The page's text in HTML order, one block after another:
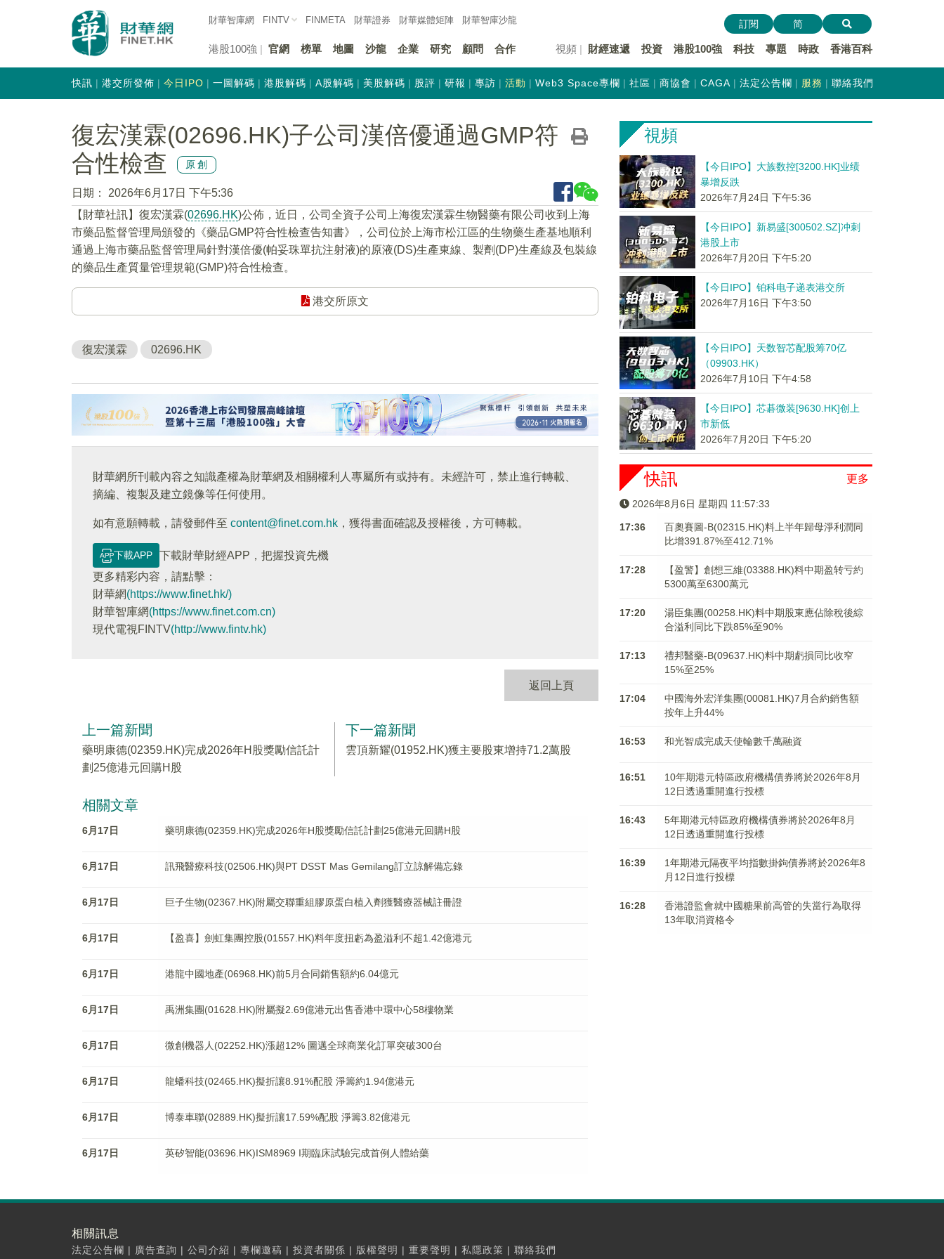
財華智庫網 FINTV FINMETA 財華證券 財華媒體矩陣 財華智庫沙龍
港股100強 官網 榜單 地圖 沙龍 企業 研究 顧問 合作 視頻 財經速遞 投資 港股100強 科技 專題 時政 香港百科
訂閱 简
快訊 港交所發佈 今日IPO 一圖解碼 港股解碼 A股解碼 美股解碼 股評 研報 專訪 活動 Web3 Space專欄 社區 商協會 CAGA 法定公告欄 服務 聯絡我們
復宏漢霖(02696.HK)子公司漢倍優通過GMP符
合性檢查
原創
日期：
2026年6月17日 下午5:36
​【財華社訊】復宏漢霖(02696.HK)公佈，近日，公司全資子公司上海復宏漢霖生物醫藥有限公司收到上海
市藥品監督管理局頒發的《藥品GMP符合性檢查告知書》，公司位於上海市松江區的生物藥生產基地順利
通過上海市藥品監督管理局針對漢倍優(帕妥珠單抗注射液)的原液(DS)生產東線、製劑(DP)生產線及包裝線
的藥品生產質量管理規範(GMP)符合性檢查。
港交所原文
復宏漢霖 02696.HK
財華網所刊載內容之知識產權為財華網及相關權利人專屬所有或持有。未經許可，禁止進行轉載、
摘編、複製及建立鏡像等任何使用。
如有意願轉載，請發郵件至 content@finet.com.hk ，獲得書面確認及授權後，方可轉載。
下載APP
下載財華財經APP，把握投資先機
更多精彩内容，請點擊：
財華網(https://www.finet.hk/)
財華智庫網(https://www.finet.com.cn)
現代電視FINTV(http://www.fintv.hk)
返回上頁
上一篇新聞
藥明康德(02359.HK)完成2026年H股獎勵信託計
劃25億港元回購H股
下一篇新聞
雲頂新耀(01952.HK)獲主要股東增持71.2萬股
相關文章
6月17日 藥明康德(02359.HK)完成2026年H股獎勵信託計劃25億港元回購H股
6月17日 訊飛醫療科技(02506.HK)與PT DSST Mas Gemilang訂立諒解備忘錄
6月17日 巨子生物(02367.HK)附屬交聯重組膠原蛋白植入劑獲醫療器械註冊證
6月17日 【盈喜】劍虹集團控股(01557.HK)料年度扭虧為盈溢利不超1.42億港元
6月17日 港龍中國地產(06968.HK)前5月合同銷售額約6.04億元
6月17日 禹洲集團(01628.HK)附屬擬2.69億港元出售香港中環中心58樓物業
6月17日 微創機器人(02252.HK)漲超12% 圖邁全球商業化訂單突破300台
6月17日 龍蟠科技(02465.HK)擬折讓8.91%配股 淨籌約1.94億港元
6月17日 博泰車聯(02889.HK)擬折讓17.59%配股 淨籌3.82億港元
6月17日 英矽智能(03696.HK)ISM8969 I期臨床試驗完成首例人體給藥
視頻
【今日IPO】大族数控[3200.HK]业绩
暴增反跌
2026年7月24日 下午5:36
【今日IPO】新易盛[300502.SZ]冲刺
港股上市
2026年7月20日 下午5:20
【今日IPO】铂科电子递表港交所
2026年7月16日 下午3:50
【今日IPO】天数智芯配股筹70亿
（09903.HK）
2026年7月10日 下午4:58
【今日IPO】芯碁微装[9630.HK]创上
市新低
2026年7月20日 下午5:20
更多
快訊
2026年8月6日 星期四 11:57:34
17:36
百奧賽圖-B(02315.HK)料上半年歸母淨利潤同
比增391.87%至412.71%
17:28
【盈警】創想三維(03388.HK)料中期盈转亏約
5300萬至6300萬元
17:20
湯臣集團(00258.HK)料中期股東應佔除稅後綜
合溢利同比下跌85%至90%
17:13
禮邦醫藥-B(09637.HK)料中期虧損同比收窄
15%至25%
17:04
中國海外宏洋集團(00081.HK)7月合約銷售額
按年上升44%
16:53 和光智成完成天使輪數千萬融資
16:51
10年期港元特區政府機構債券將於2026年8月
12日透過重開進行投標
16:43
5年期港元特區政府機構債券將於2026年8月
12日透過重開進行投標
16:39
1年期港元隔夜平均指數掛鉤債券將於2026年8
月12日進行投標
16:28
香港證監會就中國糖果前高管的失當行為取得
13年取消資格令
相關訊息
法定公告欄 | 廣告查詢 | 公司介紹 | 專欄邀稿 | 投資者關係 | 版權聲明 | 重要聲明 | 私隱政策 | 聯絡我們